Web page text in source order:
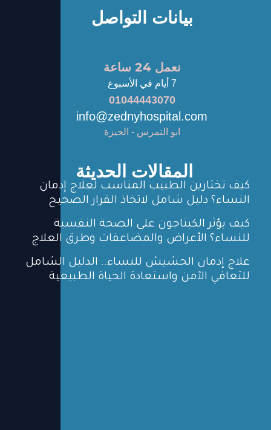
بيانات التواصل
نعمل 24 ساعة
7 أيام في الأسبوع
01044443070
info@zednyhospital.com
ابو النمرس - الجيزة
المقالات الحديثة
كيف تختارين الطبيب المناسب لعلاج إدمان
النساء؟ دليل شامل لاتخاذ القرار الصحيح
كيف يؤثر الكبتاجون على الصحة النفسية
للنساء؟ الأعراض والمضاعفات وطرق العلاج
علاج إدمان الحشيش للنساء.. الدليل الشامل
للتعافي الآمن واستعادة الحياة الطبيعية